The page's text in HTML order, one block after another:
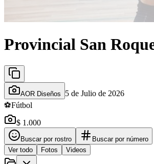
Provincial San
AOR Diseños
5 de Julio de 2026
⚽Fútbol
$ 1.000
Buscar por rostro
Buscar por número
Ver todo
Fotos Videos